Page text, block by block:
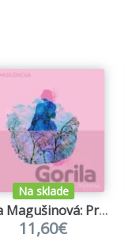
Na sklade
Sima Magušinová: Premena
11,60€